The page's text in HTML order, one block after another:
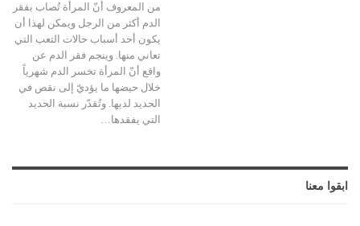
من المعروف أنّ المرأة تُصاب بفقر
الدم أكثر من الرجل ويمكن لهذا أن
يكون أحد أسباب حالات التعب التي
تعاني منها. وينجم فقر الدم عن
واقع أنّ المرأة تخسر الدم شهرياً
خلال حيضها ما يؤديّ إلى نقص في
الحديد لديها. وتُقدّر نسبة الحديد
التي يفقدها…
ابقوا معنا